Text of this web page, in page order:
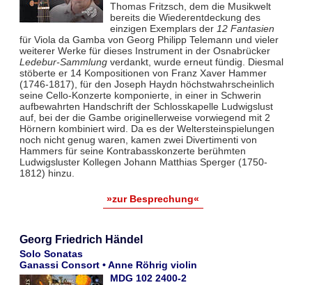
Thomas Fritzsch, dem die Musikwelt
bereits die Wiederentdeckung des
einzigen Exemplars der 12 Fantasien
für Viola da Gamba von Georg Philipp Telemann und vieler
weiterer Werke für dieses Instrument in der Osnabrücker
Ledebur-Sammlungverdankt, wurde erneut fündig. Diesmal
stöberte er 14 Kompositionen von Franz Xaver Hammer
(1746-1817), für den Joseph Haydn höchstwahrscheinlich
seine Cello-Konzerte komponierte, in einer in Schwerin
aufbewahrten Handschrift der Schlosskapelle Ludwigslust
auf, bei der die Gambe originellerweise vorwiegend mit 2
Hörnern kombiniert wird. Da es der Weltersteinspielungen
noch nicht genug waren, kamen zwei Divertimenti von
Hammers für seine Kontrabasskonzerte berühmten
Ludwigsluster Kollegen Johann Matthias Sperger (1750-
1812) hinzu.
»zur Besprechung«
Georg Friedrich Händel
Solo Sonatas
Ganassi Consort • Anne Röhrig violin
MDG 102 2400-2